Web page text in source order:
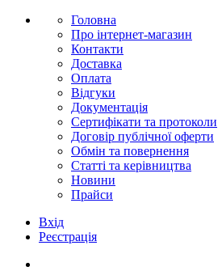
Головна
Про інтернет-магазин
Контакти
Доставка
Оплата
Відгуки
Документація
Сертифікати та протоколи
Договір публічної оферти
Обмін та повернення
Статті та керівництва
Новини
Прайси
Вхід
Реєстрація